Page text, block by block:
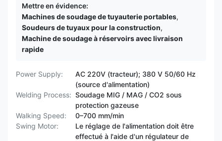
Mettre en évidence:
Machines de soudage de tuyauterie portables,
Soudeurs de tuyaux pour la construction,
Machine de soudage à réservoirs avec livraison
rapide
Power Supply:
AC 220V (tracteur); 380 V 50/60 Hz
(source d'alimentation)
Welding Process: Soudage MIG / MAG / CO2 sous
protection gazeuse
Walking Speed:
0–700 mm/min
Swing Motor:
Le réglage de l'alimentation doit être
effectué à l'aide d'un régulateur de